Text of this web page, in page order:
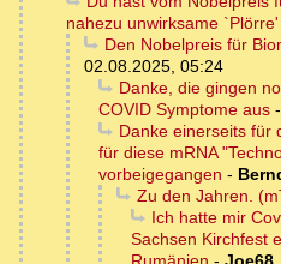
nahezu unwirksame `Plörre'
Den Nobelpreis für
02.08.2025, 05:24
Danke, die gingen
COVID Symptome aus -
Danke einerseits für
für diese mRNA
vorbeigegangen -
Zu den Jahren.
Ich hatte mir
Sachsen Kirchfest